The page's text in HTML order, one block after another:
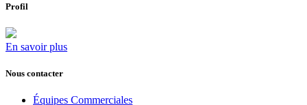
Profil
En savoir plus
Nous contacter
Équipes Commerciales